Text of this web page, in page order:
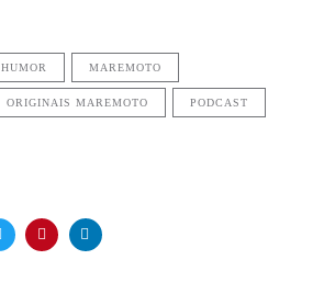
HUMOR MAREMOTO
ORIGINAIS MAREMOTO PODCAST